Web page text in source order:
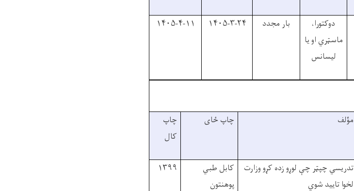
دوکتورا،
ماسټري او يا
ليسانس
بار مجدد ۱۴۰۵-۳-۲۴ ۱۴۰۵-۴-۱۱
مؤلف چاپ ځای
چاپ
کال
تدريسي چپټر چې لوړو زده کړو وزارت
لخوا تاييد شوي
کابل طبي
پوهنتون
۱۳۹۹